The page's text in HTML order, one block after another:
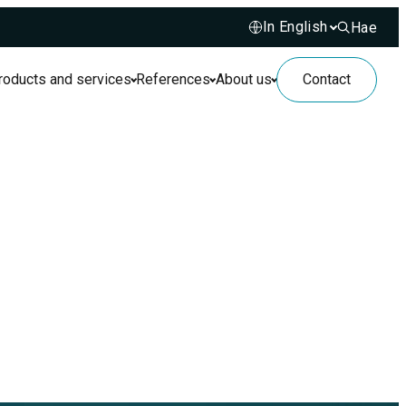
Hae
Hae
and services References About us Contact